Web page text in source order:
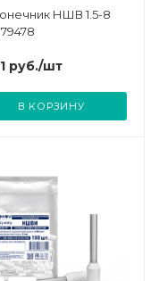
НШВ 1.5-8
руб./шт
В КОРЗИНУ